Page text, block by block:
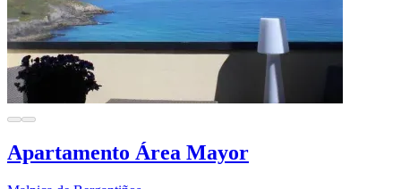
Apartamento Área Mayor